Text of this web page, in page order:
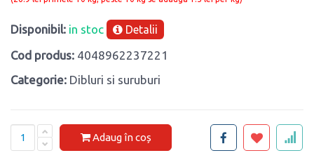
Disponibil: in stoc Detalii
Cod produs: 4048962237221
Categorie: Dibluri si suruburi
Adaug în coș